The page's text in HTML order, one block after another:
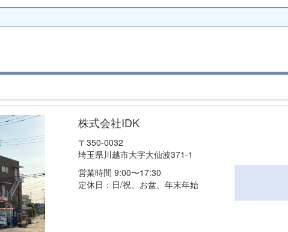
株式会社IDK
〒350-0032
埼玉県川越市大字大仙波371-1
営業時間 9:00〜17:30
定休日：日/祝、お盆、年末年始